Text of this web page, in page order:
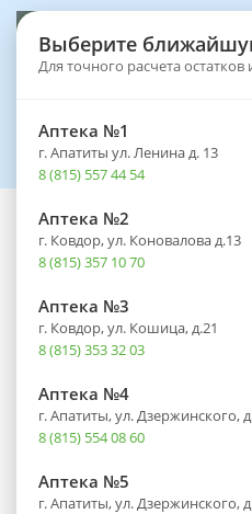
Выберите
Для точного расчета остатков
Аптека №1
г. Апатиты ул. Ленина д. 13
8 (815) 557 44 54
Аптека №2
г. Ковдор, ул. Коновалова д.13
8 (815) 357 10 70
Аптека №3
г. Ковдор, ул. Кошица, д.21
8 (815) 353 32 03
Аптека №4
г. Апатиты, ул. Дзержинского,
8 (815) 554 08 60
Аптека №5
г. Апатиты, ул. Дзержинского,
Каталог Оптика
Линзы OKVision
GREEN/YELLOW №2 R